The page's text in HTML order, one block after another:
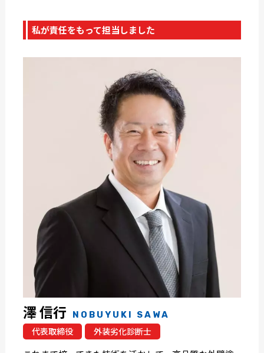
私が責任をもって担当しました
澤 信行 NOBUYUKI SAWA
代表取締役 外装劣化診断士